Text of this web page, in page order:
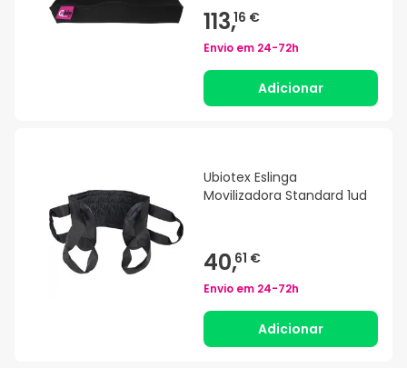
113,16 €
Envio em 24-72h
Adicionar
Ubiotex Eslinga
Movilizadora Standard 1ud
40,61 €
Envio em 24-72h
Adicionar